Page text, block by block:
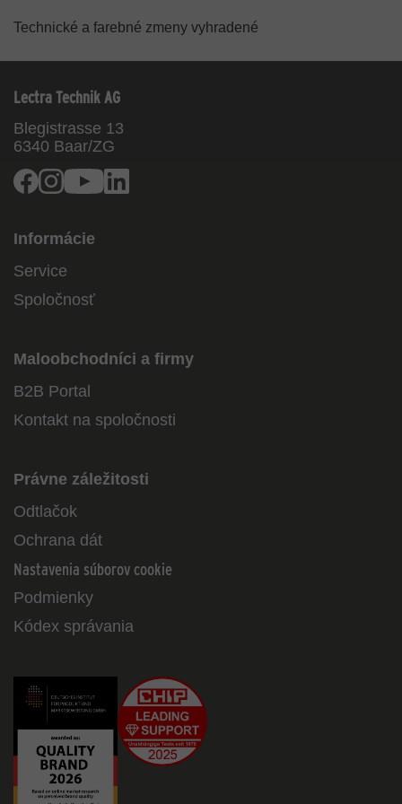
Technické a farebné zmeny vyhradené
Lectra Technik AG
Blegistrasse 13
6340 Baar/ZG
Facebook
InstagramYoutube
Informácie
Service
Spoločnosť
Maloobchodníci a firmy
B2B Portal
Kontakt na spoločnosti
Právne záležitosti
Odtlačok
Ochrana dát
Nastavenia súborov cookie
Podmienky
Kódex správania